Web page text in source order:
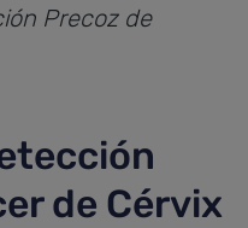
Precoz de
de Cérvix